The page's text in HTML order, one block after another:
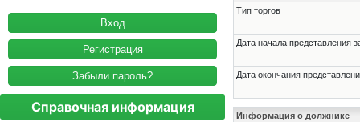
Регистрация
Забыли пароль?
Справочная информация
Тип торгов
Дата начала представления
Дата окончания
Информация о должнике